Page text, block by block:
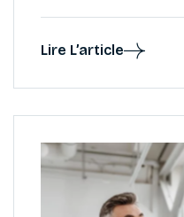
indispensable pour
digitale capable de
Lire L’article